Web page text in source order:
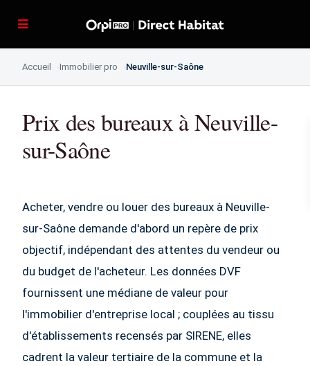
Accueil Immobilier pro Neuville-sur-Saône
Prix des bureaux à Neuville-
sur-Saône
Acheter, vendre ou louer des bureaux à Neuville-
sur-Saône demande d'abord un repère de prix
objectif, indépendant des attentes du vendeur ou
du budget de l'acheteur. Les données DVF
fournissent une médiane de valeur pour
l'immobilier d'entreprise local ; couplées au tissu
d'établissements recensés par SIRENE, elles
cadrent la valeur tertiaire de la commune et la